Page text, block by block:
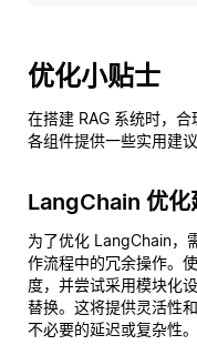
优化小贴士
在搭建 RAG 系统时，
各组件提供一些实用建议
LangChain 优化
为了优化 LangChain，
作流程中的冗余操作。
度，并尝试采用模块化
替换。这将提供灵活性
不必要的延迟或复杂性。